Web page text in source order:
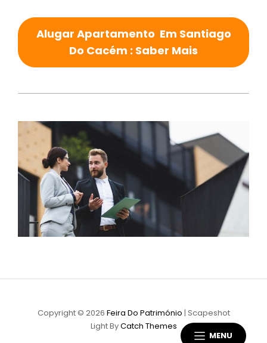
MENU
Alugar Apartamento Em Santiago
Do Cacém : Saber Mais
Copyright © 2026 Feira Do Património | Scapeshot
Light ByCatch Themes